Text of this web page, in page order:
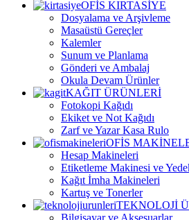
OFİS KIRTASİYE
Dosyalama ve Arşivleme
Masaüstü Gereçler
Kalemler
Sunum ve Planlama
Gönderi ve Ambalaj
Okula Devam Ürünler
KAĞIT ÜRÜNLERİ
Fotokopi Kağıdı
Ekiket ve Not Kağıdı
Zarf ve Yazar Kasa Rulo
OFİS
Hesap Makineleri
Etiketleme Makinesi ve
Kağıt İmha Makineleri
Kartuş ve Tonerler
TEKNOLOJİ
Bilgisayar ve Aksesuarlar